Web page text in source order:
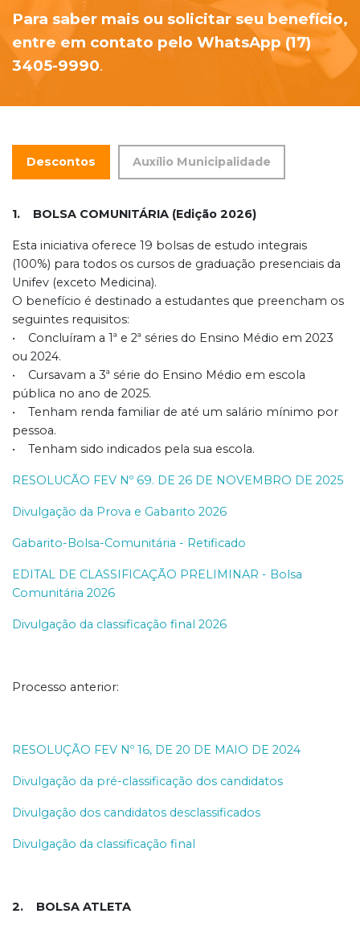
Para saber mais ou solicitar seu benefício,
entre em contato pelo WhatsApp (17)
3405-9990.
Descontos Auxílio Municipalidade
1. BOLSA COMUNITÁRIA (Edição 2026)
Esta iniciativa oferece 19 bolsas de estudo integrais
(100%) para todos os cursos de graduação presenciais da
Unifev (exceto Medicina).
O benefício é destinado a estudantes que preencham os
seguintes requisitos:
• Concluíram a 1ª e 2ª séries do Ensino Médio em 2023
ou 2024.
• Cursavam a 3ª série do Ensino Médio em escola
pública no ano de 2025.
• Tenham renda familiar de até um salário mínimo por
pessoa.
• Tenham sido indicados pela sua escola.
RESOLUCÃO FEV Nº 69. DE 26 DE NOVEMBRO DE 2025
Divulgação da Prova e Gabarito 2026
Gabarito-Bolsa-Comunitária - Retificado
EDITAL DE CLASSIFICAÇÃO PRELIMINAR - Bolsa
Comunitária 2026
Divulgação da classificação final 2026
Processo anterior:
RESOLUÇÃO FEV Nº 16, DE 20 DE MAIO DE 2024
Divulgação da pré-classificação dos candidatos
Divulgação dos candidatos desclassificados
Divulgação da classificação final
2. BOLSA ATLETA